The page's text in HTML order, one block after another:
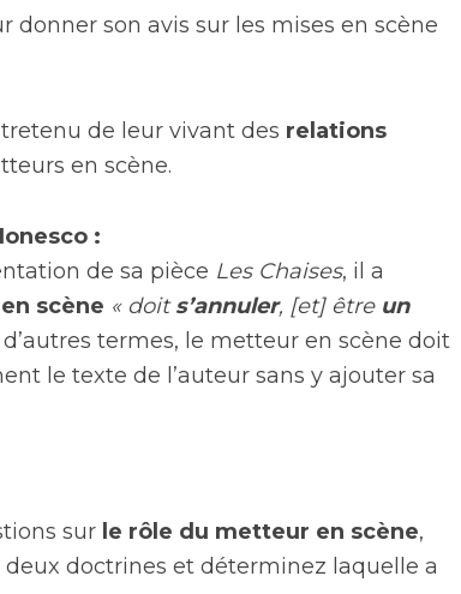
donner son avis sur les mises en scène
de leur vivant des relations
en scène.
:
de sa pièce Les Chaises, il a
scène « doits’annuler, [et] être un
d’autres termes, le metteur en scène doit
le texte de l’auteur sans y ajouter sa
sur le rôle du metteur en scène,
doctrines et déterminez laquelle a